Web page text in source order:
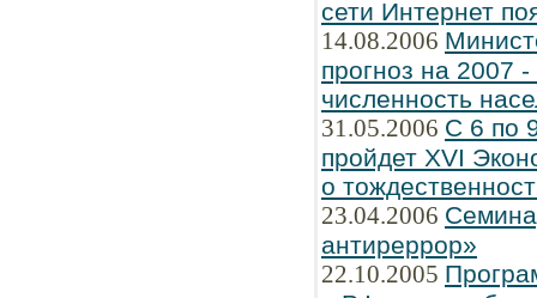
сети Интернет
14.08.2006
прогноз на 2007
численность
31.05.2006 С 6 по
пройдет XVI
о
23.04.2006
антиреррор»
22.10.2005